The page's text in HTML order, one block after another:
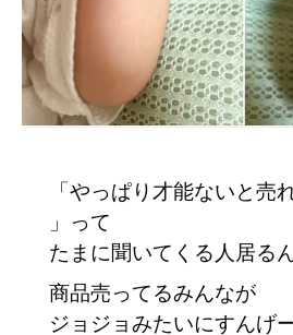
「やっぱり才能ないと売
」って
たまに聞いてくる人居る
商品売ってるみんなが
ジョジョみたいにすんげ